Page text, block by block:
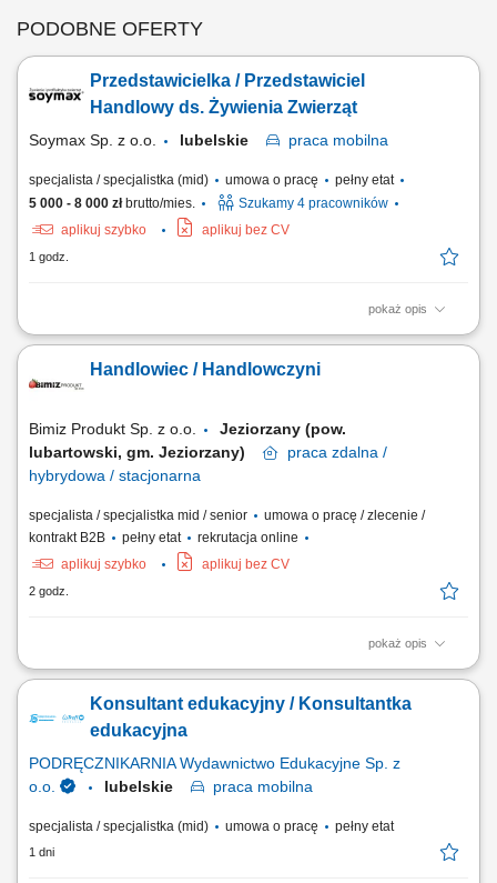
PODOBNE OFERTY
Przedstawicielka / Przedstawiciel
Handlowy ds. Żywienia Zwierząt
Soymax Sp. z o.o. lubelskie praca mobilna
specjalista / specjalistka (mid) umowa o pracę
pełny etat
5 000 - 8 000 złbrutto/mies.
Szukamy 4 pracowników
aplikuj szybko
aplikuj bez CV
1 godz.
pokaż opis
Poszukujemy Konsultantów ds. Żywienia w kilku lokalizacjach w Polsce.
bydła na wyznaczonym obszarze. Aktywne pozyskiwanie nowych
klientów oraz utrzymywanie długofalowych relacji z obecnymi
Handlowiec / Handlowczyni
Bimiz Produkt Sp. z o.o.
Jeziorzany (pow.
lubartowski, gm. Jeziorzany)
praca zdalna /
hybrydowa / stacjonarna
specjalista / specjalistka mid / senior
umowa o pracę / zlecenie /
kontrakt B2B
pełny etat
rekrutacja online
aplikuj szybko
aplikuj bez CV
2 godz.
pokaż opis
aktywna sprzedaż B2B oraz rozwój współpracy z obecnymi klientami,
obsługa pełnego procesu sprzedażowego i nadzór nad realizacją
zamówień, dbanie o wysoką jakość obsługi klientów przed i po
Konsultant edukacyjny / Konsultantka
edukacyjna
PODRĘCZNIKARNIA Wydawnictwo Edukacyjne Sp. z
o.o.
lubelskie praca mobilna
specjalista / specjalistka (mid) umowa o pracę pełny etat
1 dni